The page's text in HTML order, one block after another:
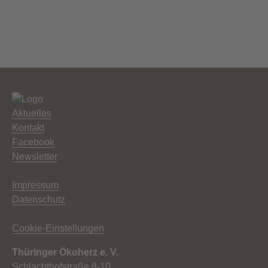
Aktuelles
Kontakt
Facebook
Newsletter
Impressum
Datenschutz
Cookie-Einstellungen
Thüringer Ökoherz e. V.